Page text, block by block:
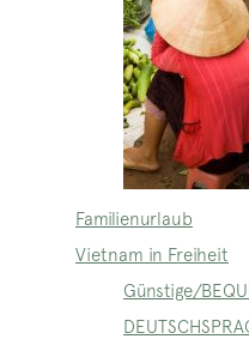
Familienurlaub
Vietnam in Freiheit
Günstige/